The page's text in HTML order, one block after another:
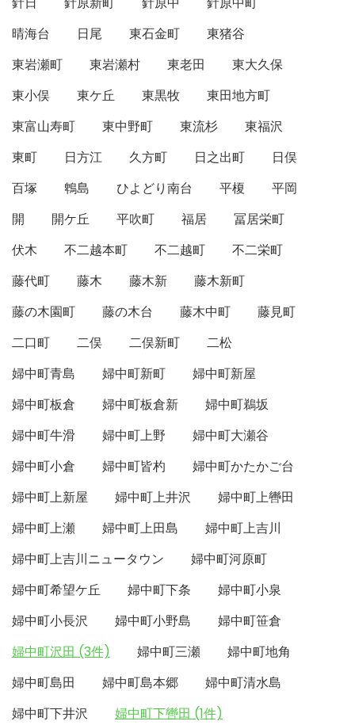
晴海台
日尾 東石金町
東猪谷
東岩瀬町
東岩瀬村 東老田
東大久保
東小俣
東ケ丘 東黒牧
東田地方町
東富山寿町
東中野町 東流杉
東福沢
東町
日方江 久方町 日之出町
日俣
百塚
鵯島 ひよどり南台 平榎
平岡
開
開ケ丘 平吹町 福居
冨居栄町
伏木
不二越本町 不二越町
不二栄町
藤代町
藤木 藤木新
藤木新町
藤の木園町
藤の木台 藤木中町
藤見町
二口町
二俣 二俣新町
二松
婦中町青島
婦中町新町
婦中町新屋
婦中町板倉
婦中町板倉新
婦中町鵜坂
婦中町牛滑
婦中町上野
婦中町大瀬谷
婦中町小倉
婦中町皆杓
婦中町かたかご台
婦中町上新屋
婦中町上井沢
婦中町上轡田
婦中町上瀬
婦中町上田島
婦中町上吉川
婦中町上吉川ニュータウン
婦中町河原町
婦中町希望ケ丘
婦中町下条
婦中町小泉
婦中町小長沢
婦中町小野島
婦中町笹倉
婦中町沢田 (3件)
婦中町三瀬
婦中町地角
婦中町島田
婦中町島本郷
婦中町清水島
婦中町下井沢
婦中町下轡田 (1件)